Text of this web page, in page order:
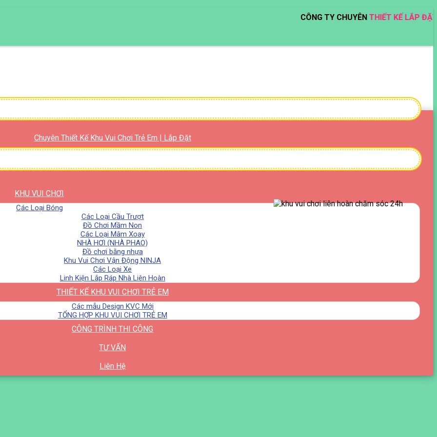
CÔNG TY CHUYÊNTHIẾT KẾ LẮP ĐẶT THI
Chuyên Thiết Kế Khu Vui Chơi Trẻ Em | Lắp Đặt
KHU VUI CHƠI
Các Loại Bóng
Các Loại Cầu Trượt
Đồ Chơi Mầm Non
Các Loại Mâm Xoay
NHÀ HƠI (NHÀ PHAO)
Đồ chơi bằng nhựa
Khu Vui Chơi Vận Động NINJA
Các Loại Xe
Linh Kiện Lắp Ráp Nhà Liên Hoàn
THIẾT KẾ KHU VUI CHƠI TRẺ EM
Các mẫu Design KVC Mới
TỔNG HỢP KHU VUI CHƠI TRẺ EM
CÔNG TRÌNH THI CÔNG
TƯ VẤN
Liên Hệ